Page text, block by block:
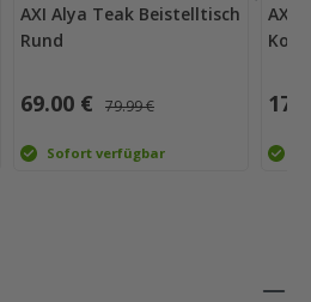
AXI Niah Teak
Konsolentisch 120 cm
179.00 €
Sofort verfügbar